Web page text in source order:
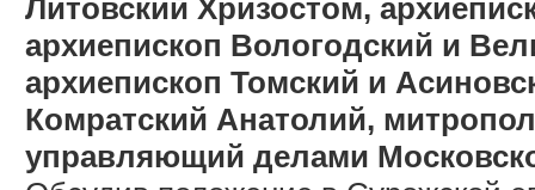
Литовский Хризостом,
архиепископ Вологодский и
архиепископ Томский и
Комратский Анатолий,
управляющий делами